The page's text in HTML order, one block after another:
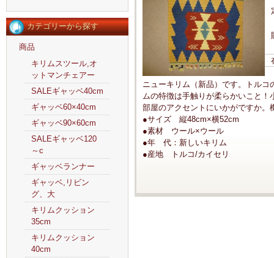
カテゴリーから探す
商品
キリムスツール,オ
ットマンチェアー
SALEギャッベ40cm
ギャッベ60×40cm
ギャッベ90×60cm
SALEギャッベ120
～c
ギャッベランナー
ギャッベ,リビン
グ、大
キリムクッション
35cm
キリムクッション
40cm
ニューキリム（新品）です。トル
ムの特徴は手触りが柔らかいこと
部屋のアクセントにいかがですか
●サイズ 縦48cm×横52cm
●素材 ウール×ウール
●年 代：新しいキリム
●産地 トルコ/カイセリ